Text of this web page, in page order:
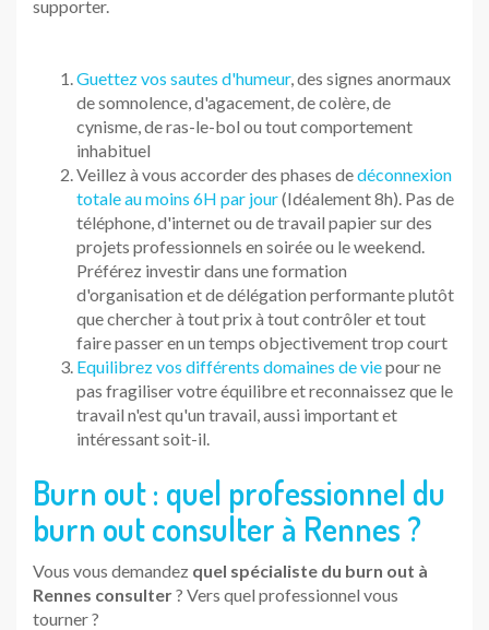
supporter.
Guettez vos sautes d'humeur, des signes anormaux
de somnolence, d'agacement, de colère, de
cynisme, de ras-le-bol ou tout comportement
inhabituel
Veillez à vous accorder des phases dedéconnexion
totale au moins 6H par jour(Idéalement 8h). Pas de
téléphone, d'internet ou de travail papier sur des
projets professionnels en soirée ou le weekend.
Préférez investir dans une formation
d'organisation et de délégation performante plutôt
que chercher à tout prix à tout contrôler et tout
faire passer en un temps objectivement trop court
Equilibrez vos différents domaines de viepour ne
pas fragiliser votre équilibre et reconnaissez que le
travail n'est qu'un travail, aussi important et
intéressant soit-il.
Burn out : quel professionnel du
burn out consulter à Rennes ?
Vous vous demandez quel spécialiste du burn out à
Rennes consulter? Vers quel professionnel vous
tourner ?